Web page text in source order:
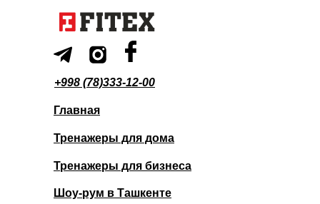
+998 (78)333-12-00
Главная
Тренажеры для дома
Тренажеры для бизнеса
Шоу-рум в Ташкенте